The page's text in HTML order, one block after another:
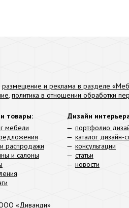
размещение и реклама в разделе
, политика в отношении обработки
товары:
мебели
распродажи
и салоны
Дизайн
портфолио
каталог дизайн-
консультации
статьи
новости
«Диванди»